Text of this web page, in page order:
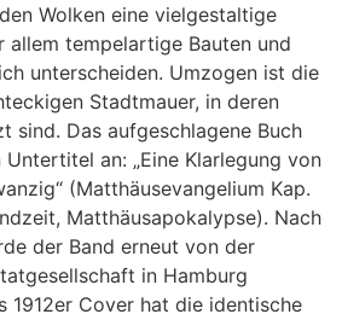
Wolken eine vielgestaltige
allem tempelartige Bauten und
unterscheiden. Umzogen ist die
Stadtmauer, in deren
sind. Das aufgeschlagene Buch
an: „Eine Klarlegung von
(Matthäusevangelium Kap.
Matthäusapokalypse). Nach
der Band erneut von der
in Hamburg
1912er Cover hat die identische